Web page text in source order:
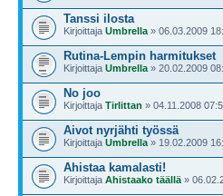
Tanssi ilosta
Kirjoittaja Umbrella » 06.03.2009
Rutina-Lempin harmitukset
Kirjoittaja Umbrella » 20.02.2009
No joo
Kirjoittaja Tirlittan » 04.11.2008
Aivot nyrjähti työssä
Kirjoittaja Umbrella » 19.02.2009
Ahistaa kamalasti!
Kirjoittaja Ahistaako täällä »